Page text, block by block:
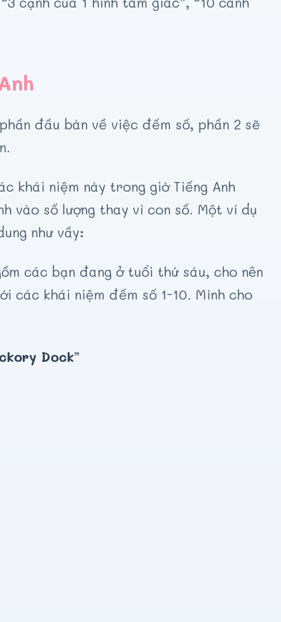
đầu bàn về việc đếm số, phần 2 sẽ
khái niệm này trong giờ Tiếng Anh
vào số lượng thay vì con số. Một ví dụ
như vầy:
các bạn đang ở tuổi thứ sáu, cho nên
các khái niệm đếm số 1-10. Mình cho
Dock”